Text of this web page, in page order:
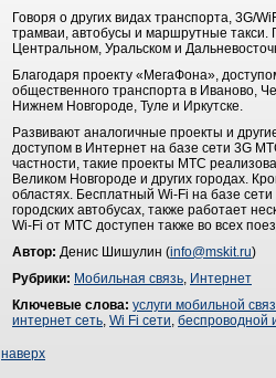
Говоря о других видах транспорта, 3G/
трамваи, автобусы и маршрутные такси.
Центральном, Уральском и
Благодаря проекту «МегаФона»,
общественного транспорта в Иваново,
Нижнем Новгороде, Туле и Иркутске.
Развивают аналогичные проекты и
доступом в Интернет на базе сети 3G
частности, такие проекты МТС
Великом Новгороде и других городах.
областях. Бесплатный Wi-Fi на базе
городских автобусах, также работает
Wi-Fi от МТС доступен также во всех
Автор: Денис Шишулин (info@mskit.ru)
Рубрики: Мобильная связь, Интернет
Ключевые слова: услуги мобильной
интернет сеть, Wi Fi сети, беспроводной
наверх